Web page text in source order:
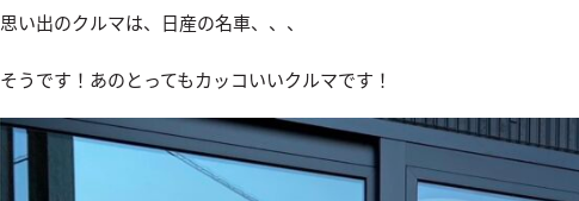
思い出のクルマは、日産の名車、、、
そうです！あのとってもカッコいいクルマです！